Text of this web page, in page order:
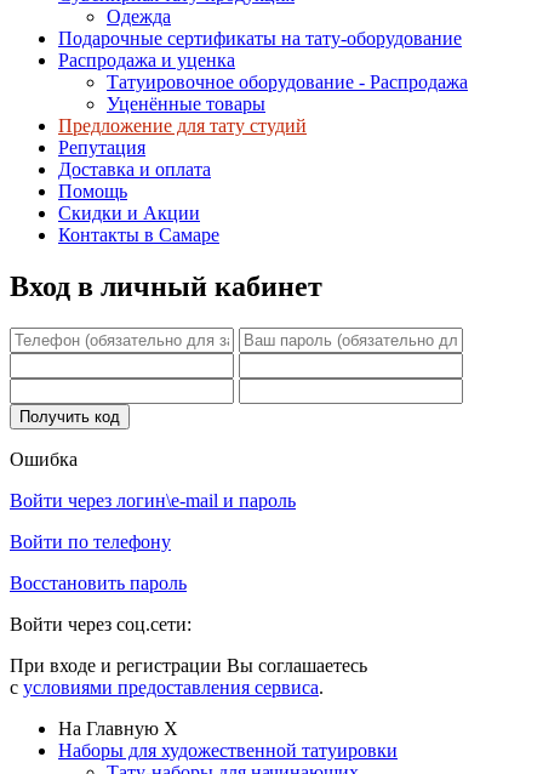
Одежда
Подарочные сертификаты на тату-оборудование
Распродажа и уценка
Татуировочное оборудование - Распродажа
Уценённые товары
Предложение для тату студий
Репутация
Доставка и оплата
Помощь
Скидки и Акции
Контакты в Самаре
Вход в личный кабинет
Ошибка
Войти через логин\e-mail и пароль
Войти по телефону
Восстановить пароль
Войти через соц.сети:
При входе и регистрации Вы соглашаетесь
с условиями предоставления сервиса.
На Главную X
Наборы для художественной татуировки